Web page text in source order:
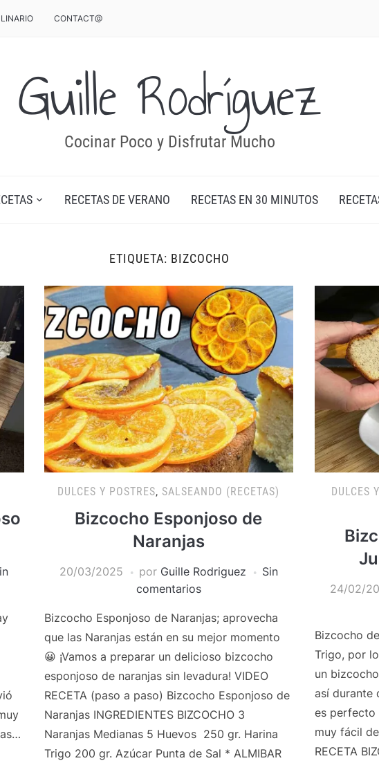
CONTACT@
Guille Rodríguez
Cocinar Poco y Disfrutar Mucho
RECETAS DE VERANO RECETAS EN 30 MINUTOS
ETIQUETA: BIZCOCHO
DULCES Y POSTRES, SALSEANDO (RECETAS)
Bizcocho Esponjoso de
Naranjas
20/03/2025 por Guille Rodriguez
Sin
comentarios
Bizcocho Esponjoso de Naranjas; aprovecha
que las Naranjas están en su mejor momento
😀 ¡Vamos a preparar un delicioso bizcocho
esponjoso de naranjas sin levadura! VIDEO
RECETA (paso a paso) Bizcocho Esponjoso de
Naranjas INGREDIENTES BIZCOCHO 3
Naranjas Medianas 5 Huevos 250 gr. Harina
Trigo 200 gr. Azúcar Punta de Sal * ALMIBAR
DULCES
24/02/
Bizcocho
Trigo, por
un
así durante
es perfecto
muy fácil
RECETA